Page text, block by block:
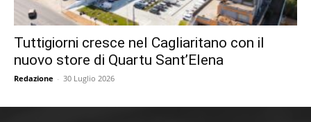
Tuttigiorni cresce nel Cagliaritano con il
nuovo store di Quartu Sant’Elena
Redazione - 30 Luglio 2026